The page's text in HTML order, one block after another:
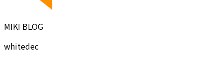
MIKI BLOG
whitedec